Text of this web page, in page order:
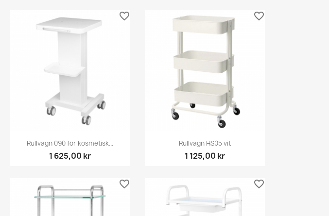
Snabbvy
Rullvagn 090 för kosmetisk...
1 625,00 kr
favorite_border
Snabbvy
Rullvagn HS05 vit
1 125,00 kr
favorite_border
favorite_border favorite_border